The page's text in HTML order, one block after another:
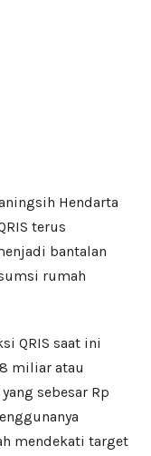
Hendarta
terus
bantalan
rumah
QRIS saat ini
miliar atau
sebesar Rp
mendekati target